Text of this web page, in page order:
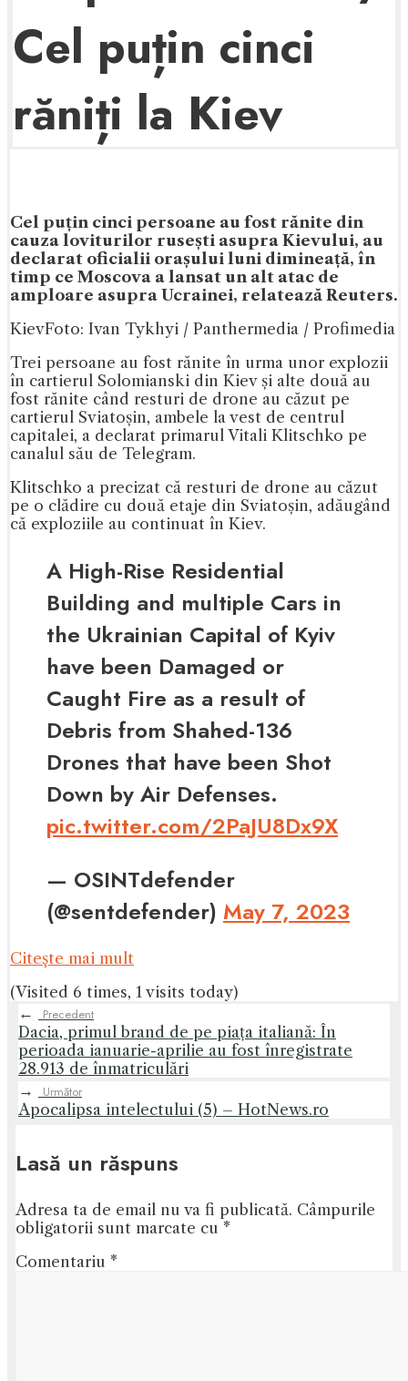
Cel puțin cinci
răniți la Kiev
Cel puțin cinci persoane au fost rănite din
cauza loviturilor rusești asupra Kievului, au
declarat oficialii orașului luni dimineață, în
timp ce Moscova a lansat un alt atac de
amploare asupra Ucrainei, relatează Reuters.
KievFoto: Ivan Tykhyi / Panthermedia / Profimedia
Trei persoane au fost rănite în urma unor explozii
în cartierul Solomianski din Kiev și alte două au
fost rănite când resturi de drone au căzut pe
cartierul Sviatoșin, ambele la vest de centrul
capitalei, a declarat primarul Vitali Klitschko pe
canalul său de Telegram.
Klitschko a precizat că resturi de drone au căzut
pe o clădire cu două etaje din Sviatoșin, adăugând
că exploziile au continuat în Kiev.
A High-Rise Residential
Building and multiple Cars in
the Ukrainian Capital of Kyiv
have been Damaged or
Caught Fire as a result of
Debris from Shahed-136
Drones that have been Shot
Down by Air Defenses.
pic.twitter.com/2PaJU8Dx9X
— OSINTdefender
(@sentdefender) May 7, 2023
Citeşte mai mult
(Visited 6 times, 1 visits today)
←
Precedent
Dacia, primul brand de pe piața italiană: În
perioada ianuarie-aprilie au fost înregistrate
28.913 de înmatriculări
→
Următor
Apocalipsa intelectului (5) – HotNews.ro
Lasă un răspuns
Adresa ta de email nu va fi publicată. Câmpurile
obligatorii sunt marcate cu *
Comentariu *